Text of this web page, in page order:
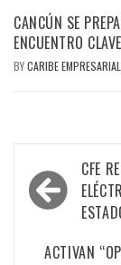
CANCÚN SE
ENCUENTRO
BYCARIBE EMPRESARIAL
de
entradas
CFE
ACTIVAN